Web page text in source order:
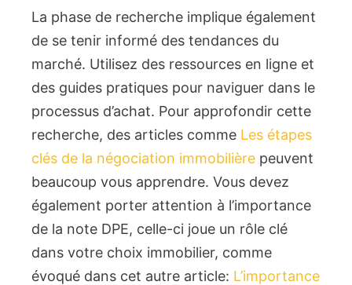
La phase de recherche implique également
de se tenir informé des tendances du
marché. Utilisez des ressources en ligne et
des guides pratiques pour naviguer dans le
processus d’achat. Pour approfondir cette
recherche, des articles comme Les étapes
clés de la négociation immobilière peuvent
beaucoup vous apprendre. Vous devez
également porter attention à l’importance
de la note DPE, celle-ci joue un rôle clé
dans votre choix immobilier, comme
évoqué dans cet autre article: L’importance